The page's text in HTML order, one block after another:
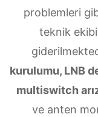
problemleri
teknik
kurulumu, LNB
multiswitch
ve anten